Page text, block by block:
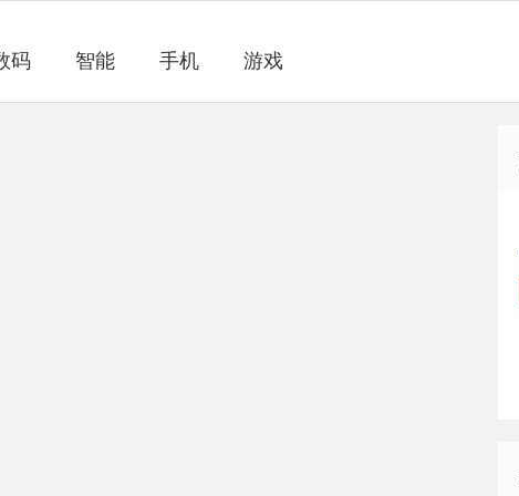
码 智能 手机 游戏